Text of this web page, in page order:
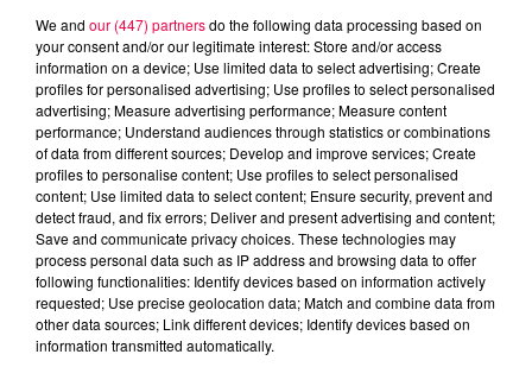
podcasts/2025/09/Anniv-12.mp3
We and our (447) partnersdo the following data processing based on
your consent and/or our legitimate interest: Store and/or access
information on a device; Use limited data to select advertising; Create
profiles for personalised advertising; Use profiles to select personalised
advertising; Measure advertising performance; Measure content
performance; Understand audiences through statistics or combinations
of data from different sources; Develop and improve services; Create
profiles to personalise content; Use profiles to select personalised
content; Use limited data to select content; Ensure security, prevent and
detect fraud, and fix errors; Deliver and present advertising and content;
Save and communicate privacy choices. These technologies may
process personal data such as IP address and browsing data to offer
following functionalities: Identify devices based on information actively
requested; Use precise geolocation data; Match and combine data from
other data sources; Link different devices; Identify devices based on
information transmitted automatically.